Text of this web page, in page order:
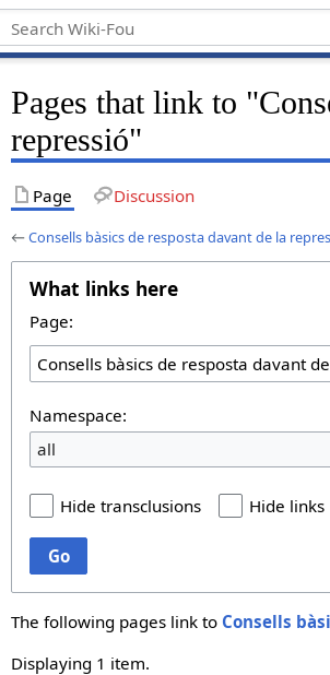
Pages that link to
repressió"
Page Discussion
←Consells bàsics de resposta davant de la
What links here
Page:
Namespace:
all
Hide transclusions Hide links
Go
The following pages link to Consells
Displaying 1 item.